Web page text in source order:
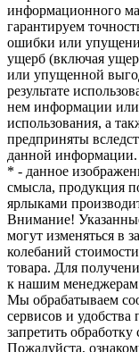
информационного
гарантируем
ошибки или
ущерб (включая
или упущенной
результате
нем информации или
использования, а
предприняты
данной информации.
* - данное
смысла, продукция
ярлыками
Внимание!
могут изменяться в
колебаний
товара. Для
к нашим
Мы обрабатываем
сервисов и
запретить
Пожалуйста,